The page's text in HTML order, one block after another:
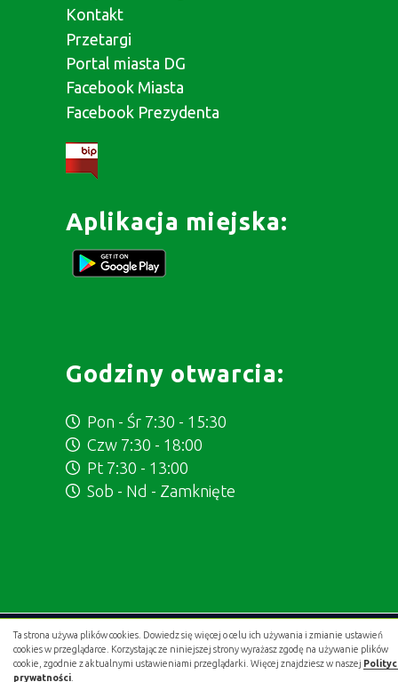
Ta strona używa plików cookies. Dowiedz się więcej o celu ich używania i zmianie ustawień
cookies w przeglądarce. Korzystając ze niniejszej strony wyrażasz zgodę na używanie plików
cookie, zgodnie z aktualnymi ustawieniami przeglądarki. Więcej znajdziesz w naszej
prywatności
Kontakt
Przetargi
Portal miasta DG
Facebook Miasta
Facebook Prezydenta
Aplikacja miejska:
Godziny otwarcia:
Pon - Śr 7:30 - 15:30
Czw 7:30 - 18:00
Pt 7:30 - 13:00
Sob - Nd - Zamknięte
Projekt i wykonanie:.gold studio digital